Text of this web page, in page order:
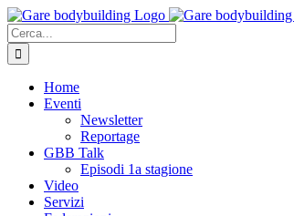
Salta
al
contenuto
Cerca
per:
Home
Eventi
Newsletter
Reportage
GBB Talk
Episodi 1a stagione
Video
Servizi